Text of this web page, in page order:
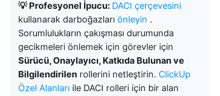
💡 Profesyonel İpucu: DACI çerçevesini
kullanarak darboğazları önleyin .
Sorumlulukların çakışması durumunda
gecikmeleri önlemek için görevler için
Sürücü, Onaylayıcı, Katkıda Bulunan ve
Bilgilendirilen rollerini netleştirin. ClickUp
Özel Alanları ile DACI rolleri için bir alan